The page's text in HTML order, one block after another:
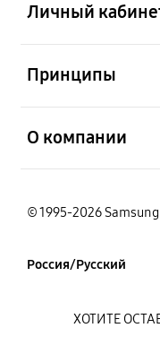
Личный
Принципы
О компании
© 1995-2026
Россия/Русский
ХОТИТЕ